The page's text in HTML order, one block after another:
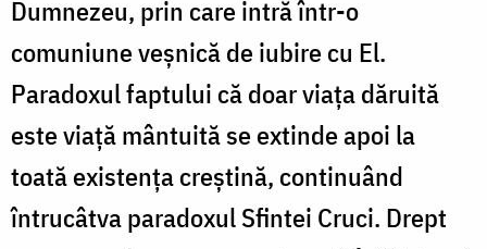
Dumnezeu, prin care intră într-o
comuniune veșnică de iubire cu El.
Paradoxul faptului că doar viața dăruită
este viață mântuită se extinde apoi la
toată existența creștină, continuând
întrucâtva paradoxul Sfintei Cruci. Drept